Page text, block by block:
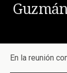
En la reunión